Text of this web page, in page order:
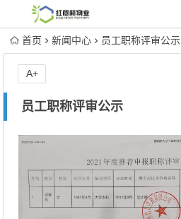
首页 新闻中心 员工职称评审公示
员工职称评审公示
A+